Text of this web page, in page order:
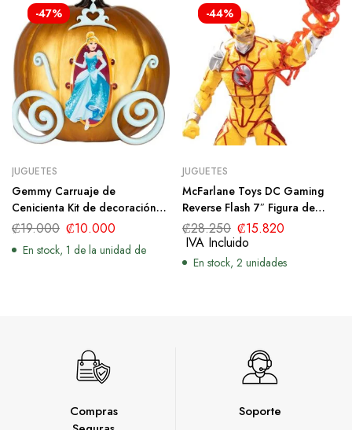
-47%
JUGUETES
Gemmy Carruaje de
Cenicienta Kit de decoración
de calabaza de Halloween
₡19.000 ₡10.000
En stock, 1 de la unidad de
-44%
JUGUETES
McFarlane Toys DC Gaming
Reverse Flash 7″ Figura de
acción con accesorios
₡28.250 ₡15.820
IVA Incluido
En stock, 2 unidades
Compras
Soporte